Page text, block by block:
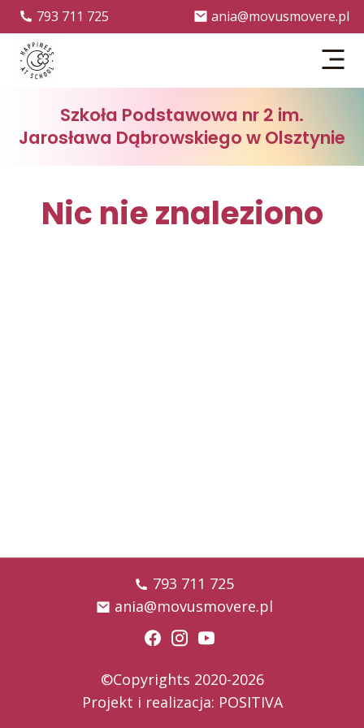
793 711 725 ania@movusmovere.pl
Menu
Szkoła Podstawowa nr 2 im.
Jarosława Dąbrowskiego w Olsztynie
Nic nie znaleziono
793 711 725
ania@movusmovere.pl
©Copyrights 2020-2026
Projekt i realizacja: POSITIVA